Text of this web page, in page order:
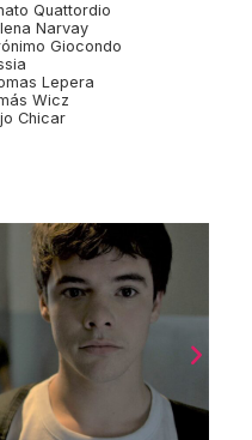
Quattordio
Narvay
Giocondo
Lepera
Wicz
Chicar